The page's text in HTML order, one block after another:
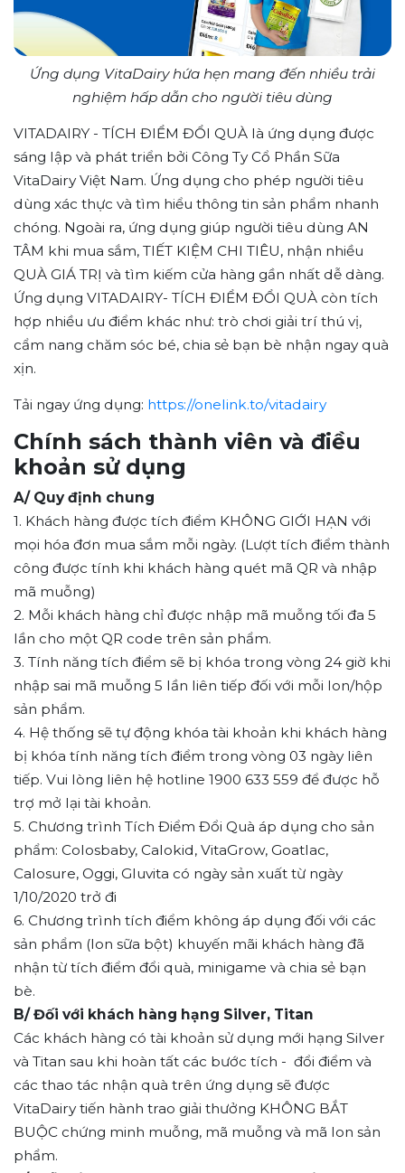
Ứng dụng VitaDairy hứa hẹn mang đến nhiều trải
nghiệm hấp dẫn cho người tiêu dùng
VITADAIRY - TÍCH ĐIỂM ĐỔI QUÀ là ứng dụng được
sáng lập và phát triển bởi Công Ty Cổ Phần Sữa
VitaDairy Việt Nam. Ứng dụng cho phép người tiêu
dùng xác thực và tìm hiểu thông tin sản phẩm nhanh
chóng. Ngoài ra, ứng dụng giúp người tiêu dùng AN
TÂM khi mua sắm, TIẾT KIỆM CHI TIÊU, nhận nhiều
QUÀ GIÁ TRỊ và tìm kiếm cửa hàng gần nhất dễ dàng.
Ứng dụng VITADAIRY- TÍCH ĐIỂM ĐỔI QUÀ còn tích
hợp nhiều ưu điểm khác như: trò chơi giải trí thú vị,
cẩm nang chăm sóc bé, chia sẻ bạn bè nhận ngay quà
xịn.
Tải ngay ứng dụng: https://onelink.to/vitadairy
Chính sách thành viên và điều
khoản sử dụng
A/ Quy định chung
1. Khách hàng được tích điểm KHÔNG GIỚI HẠN với
mọi hóa đơn mua sắm mỗi ngày. (Lượt tích điểm thành
công được tính khi khách hàng quét mã QR và nhập
mã muỗng)
2. Mỗi khách hàng chỉ được nhập mã muỗng tối đa 5
lần cho một QR code trên sản phẩm.
3. Tính năng tích điểm sẽ bị khóa trong vòng 24 giờ khi
nhập sai mã muỗng 5 lần liên tiếp đối với mỗi lon/hộp
sản phẩm.
4. Hệ thống sẽ tự động khóa tài khoản khi khách hàng
bị khóa tính năng tích điểm trong vòng 03 ngày liên
tiếp. Vui lòng liên hệ hotline 1900 633 559 để được hỗ
trợ mở lại tài khoản.
5. Chương trình Tích Điểm Đổi Quà áp dụng cho sản
phẩm: Colosbaby, Calokid, VitaGrow, Goatlac,
Calosure, Oggi, Gluvita có ngày sản xuất từ ngày
1/10/2020 trở đi
6. Chương trình tích điểm không áp dụng đối với các
sản phẩm (lon sữa bột) khuyến mãi khách hàng đã
nhận từ tích điểm đổi quà, minigame và chia sẻ bạn
bè.
B/ Đối với khách hàng hạng Silver, Titan
Các khách hàng có tài khoản sử dụng mới hạng Silver
và Titan sau khi hoàn tất các bước tích - đổi điểm và
các thao tác nhận quà trên ứng dụng sẽ được
VitaDairy tiến hành trao giải thưởng KHÔNG BẮT
BUỘC chứng minh muỗng, mã muỗng và mã lon sản
phẩm.